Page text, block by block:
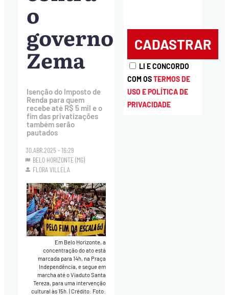
o
governo
Zema
Isenção do Imposto de
Renda para quem
recebe até R$ 5 mil e o
fim das privatizações
também serão
pautados
30.ABR.2025 - 16:29
BELO HORIZONTE (MG)
FLORA VILLELA
Em Belo Horizonte, a
concentração do ato está
marcada para 14h, na Praça
Independência, e segue em
marcha até o Viaduto Santa
Tereza, para uma intervenção
cultural às 15h.|Crédito: Foto:
LI E CONCORDO
COM OSTERMOS DE
USO E POLÍTICA DE
PRIVACIDADE